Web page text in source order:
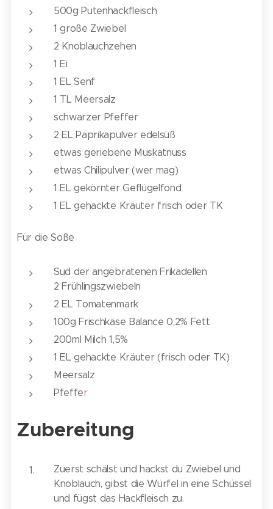
500g Putenhackfleisch
1 große Zwiebel
2 Knoblauchzehen
1 Ei
1 EL Senf
1 TL Meersalz
schwarzer Pfeffer
2 EL Paprikapulver edelsüß
etwas geriebene Muskatnuss
etwas Chilipulver (wer mag)
1 EL gekörnter Geflügelfond
1 EL gehackte Kräuter frisch oder TK
Für die Soße
Sud der angebratenen Frikadellen
2 Frühlingszwiebeln
2 EL Tomatenmark
100g Frischkäse Balance 0,2% Fett
200ml Milch 1,5%
1 EL gehackte Kräuter (frisch oder TK)
Meersalz
Pfeffer
Zubereitung
Zuerst schälst und hackst du Zwiebel und
Knoblauch, gibst die Würfel in eine Schüssel
und fügst das Hackfleisch zu.